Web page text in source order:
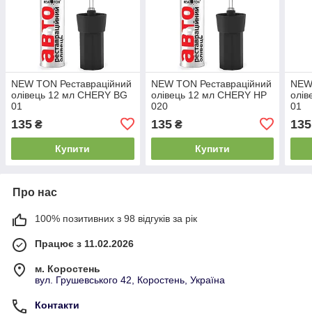
NEW TON Реставраційний
олівець 12 мл CHERY BG
01
135 ₴
Купити
NEW TON Реставраційний
олівець 12 мл CHERY HP
020
135₴
Купити
01
135
Про нас
100% позитивних з 98 відгуків за рік
Працює з 11.02.2026
м. Коростень
вул. Грушевського 42, Коростень, Україна
Контакти